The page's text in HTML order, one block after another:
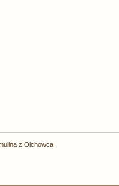
z Olchowca